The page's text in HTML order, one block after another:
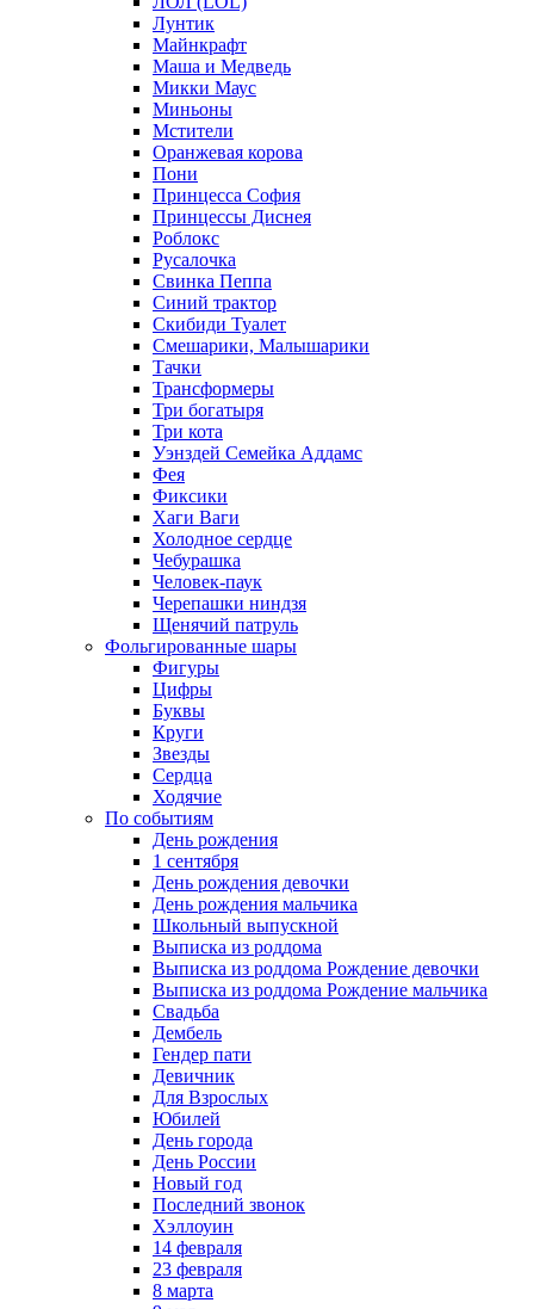
Лунтик
Майнкрафт
Маша и Медведь
Микки Маус
Миньоны
Мстители
Оранжевая корова
Пони
Принцесса София
Принцессы Диснея
Роблокс
Русалочка
Свинка Пеппа
Синий трактор
Скибиди Туалет
Смешарики, Малышарики
Тачки
Трансформеры
Три богатыря
Три кота
Уэнздей Семейка Аддамс
Фея
Фиксики
Хаги Ваги
Холодное сердце
Чебурашка
Человек-паук
Черепашки ниндзя
Щенячий патруль
Фольгированные шары
Фигуры
Цифры
Буквы
Круги
Звезды
Сердца
Ходячие
По событиям
День рождения
1 сентября
День рождения девочки
День рождения мальчика
Школьный выпускной
Выписка из роддома
Выписка из роддома Рождение девочки
Выписка из роддома Рождение мальчика
Свадьба
Дембель
Гендер пати
Девичник
Для Взрослых
Юбилей
День города
День России
Новый год
Последний звонок
Хэллоуин
14 февраля
23 февраля
8 марта